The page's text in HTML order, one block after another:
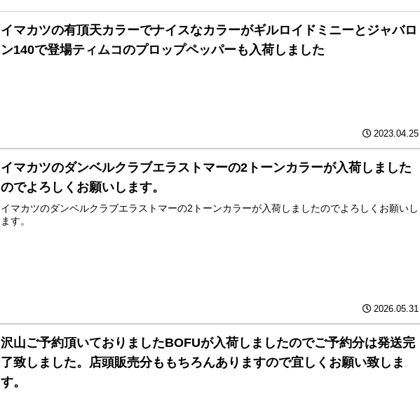
イマカツの有頂天カラーでナイスなカラーがギルロイドミニーとジャバロ
ン140で登場️ティムコのプロップペッパーも入荷しました
2023.04.25
イマカツのダンベルクラブエラストマーの2トーンカラーが入荷しました
のでよろしくお願いします。
イマカツのダンベルクラブエラストマーの2トーンカラーが入荷しましたのでよろしくお願いし
ます。
2026.05.31
沢山ご予約頂いておりましたBOFUが入荷しましたのでご予約分は発送完
了致しました。店頭販売分ももちろんありますので宜しくお願い致しま
す。